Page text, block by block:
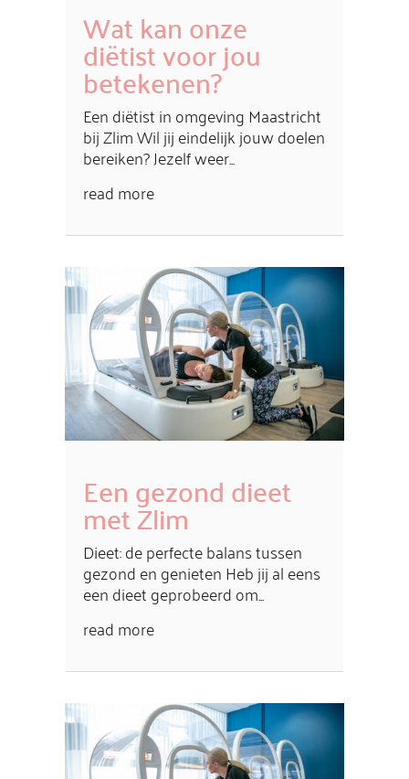
Wat kan onze
diëtist voor jou
betekenen?
Een diëtist in omgeving Maastricht
bij Zlim Wil jij eindelijk jouw doelen
bereiken? Jezelf weer...
read more
Een gezond dieet
met Zlim
Dieet: de perfecte balans tussen
gezond en genieten Heb jij al eens
een dieet geprobeerd om...
read more